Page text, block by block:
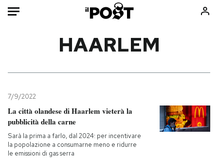
Mondo
Politica
Tecnologia
Internet
Scienza
Consumismi
Ok Boomer!
HAARLEM
7/9/2022
La città olandese di Haarlem vieterà la
pubblicità della carne
Sarà la prima a farlo, dal 2024: per incentivare
la popolazione a consumarne meno e ridurre
le emissioni di gas serra